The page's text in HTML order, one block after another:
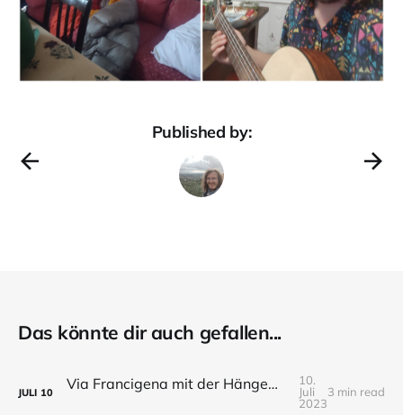
Published by:
Das könnte dir auch gefallen...
JULI 10 Via Francigena mit der Hängematte - Tag 19 - Wald von Pontremolli bis Fornoli
10.
Juli
2023
3 min read